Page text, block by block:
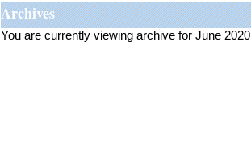
Archives
You are currently viewing archive for June 2020